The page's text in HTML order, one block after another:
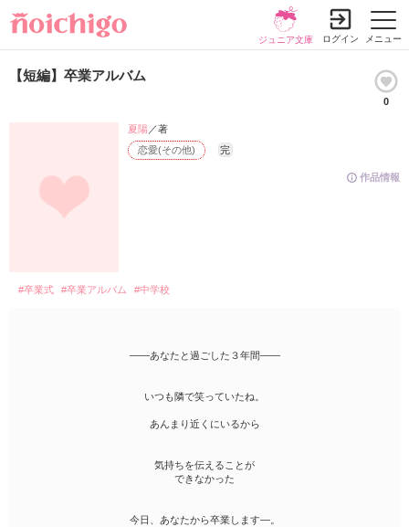
メニュー
ジュニア文庫 ログイン
【短編】卒業アルバム
0
作品情報
恋愛(その他) 完
夏陽／著
#卒業式 #卒業アルバム #中学校
――あなたと過ごした３年間――
いつも隣で笑っていたね。
あんまり近くにいるから
気持ちを伝えることが
できなかった
今日、あなたから卒業します―。